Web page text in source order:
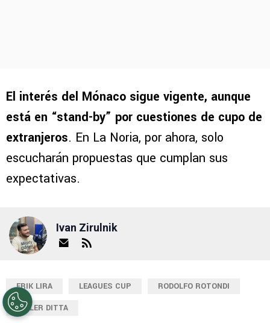
El interés del Mónaco sigue vigente, aunque
está en “stand-by” por cuestiones de cupo de
extranjeros. En La Noria, por ahora, solo
escucharán propuestas que cumplan sus
expectativas.
Ivan Zirulnik
ERIK LIRA LEAGUES CUP
RODOLFO ROTONDI
WILLER DITTA